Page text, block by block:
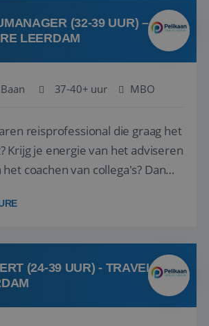
(32-39 UUR) –
LEERDAM
Baan 37-40+ uur MBO
reisprofessional die graag het
Krijg je energie van het adviseren
coachen van collega's? Dan
Travel Group) zoeken
verder...
(24-39 UUR) - TRAVEL